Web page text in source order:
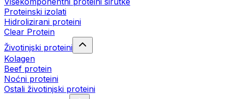
Proteinski izolati
Hidrolizirani proteini
Clear Protein
Životinjski proteini
Kolagen
Beef protein
Noćni proteini
Ostali životinjski proteini